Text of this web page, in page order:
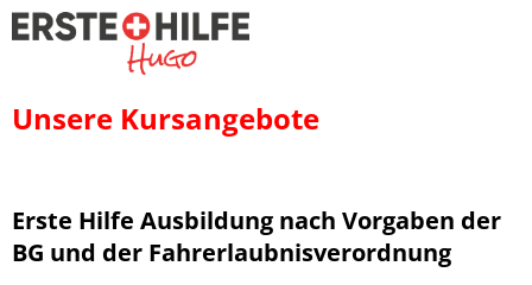
Unsere Kursangebote
Erste Hilfe Ausbildung nach Vorgaben der
BG und der Fahrerlaubnisverordnung